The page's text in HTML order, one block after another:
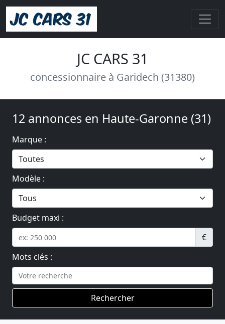
JC CARS 31
concessionnaire à Garidech (31380)
12 annonces en Haute-Garonne (31)
Marque :
Modèle :
Budget maxi :
€
Mots clés :
Rechercher